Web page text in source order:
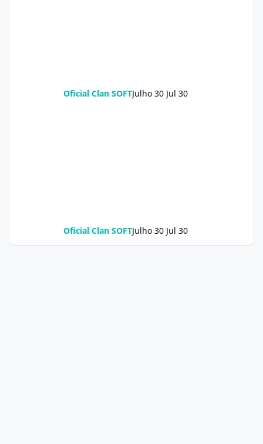
Oficial Clan SOFTJulho 30 Jul 30
Oficial Clan SOFTJulho 30 Jul 30